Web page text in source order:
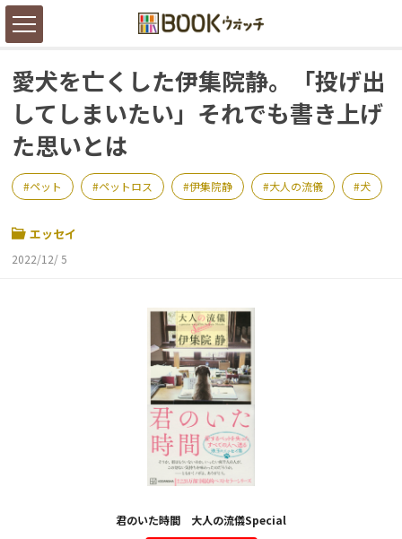
愛犬を亡くした伊集院静。「投げ出
してしまいたい」それでも書き上げ
た思いとは
ペット ペットロス 伊集院静 大人の流儀 犬
エッセイ
2022/12/ 5
君のいた時間 大人の流儀Special